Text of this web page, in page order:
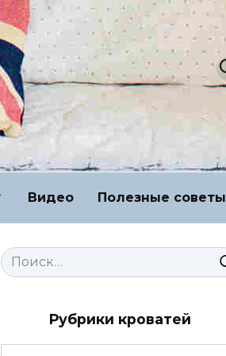
Видео Полезные советы
Search
for:
Рубрики кроватей